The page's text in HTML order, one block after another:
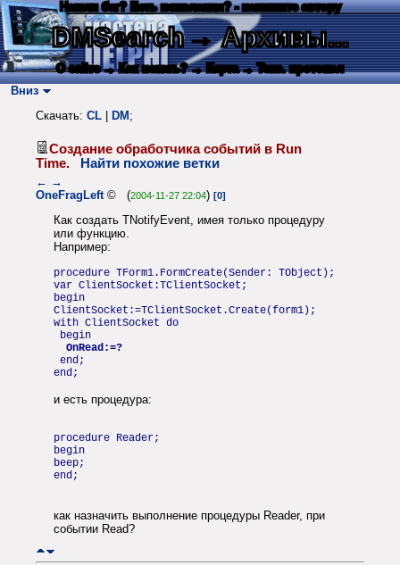
Нашли баг? Есть пожелания? - напишите автору
DMSearch→ Архивы...
О сайте → Как искать? → Карта → Текс. протокол
Вниз
Скачать: CL DM ;
Создание обработчика событий в Run
Time.
Найти похожие ветки
← →
OneFragLeft © (2004-11-27 22:04) [0]
Как создать TNotifyEvent, имея только процедуру
или функцию.
Например:
procedure TForm1.FormCreate(Sender: TObject);
var ClientSocket:TClientSocket;
begin
ClientSocket:=TClientSocket.Create(form1);
with ClientSocket do
begin
OnRead:=?
end;
end;
и есть процедура:
procedure Reader;
begin
beep;
end;
как назначить выполнение процедуры Reader, при
событии Read?